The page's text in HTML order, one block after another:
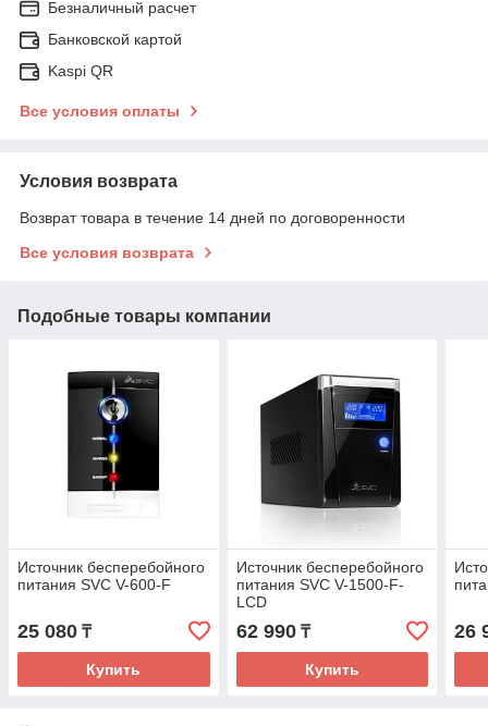
Безналичный расчет
Банковской картой
Kaspi QR
Все условия оплаты
Условия возврата
Возврат товара в течение 14 дней по договоренности
Все условия возврата
Подобные товары компании
Источник бесперебойного
питания SVC V-600-F
25 080 ₸
Купить
Источник бесперебойного
питания SVC V-1500-F-
LCD
62 990₸
Купить
26